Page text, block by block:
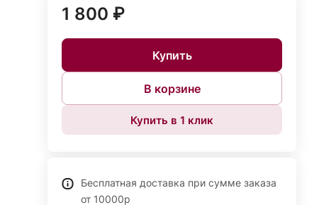
1 800 ₽
Купить
В корзине
Купить в 1 клик
Бесплатная доставка при сумме заказа
от 10000р